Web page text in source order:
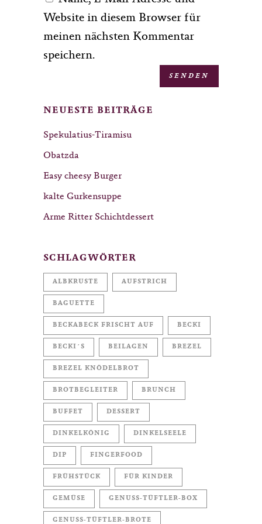
Website in diesem Browser für
meinen nächsten Kommentar
speichern.
NEUESTE BEITRÄGE
Spekulatius-Tiramisu
Obatzda
Easy cheesy Burger
kalte Gurkensuppe
Arme Ritter Schichtdessert
SCHLAGWÖRTER
ALBKRUSTE AUFSTRICH
BAGUETTE
BECKABECK FRISCHT AUF BECKI
BECKI´S BEILAGEN BREZEL
BREZEL KNÖDELBROT
BROTBEGLEITER BRUNCH
BUFFET DESSERT
DINKELKÖNIG DINKELSEELE
DIP FINGERFOOD
FRÜHSTÜCK FÜR KINDER
GEMÜSE GENUSS-TÜFTLER-BOX
GENUSS-TÜFTLER-BROTE